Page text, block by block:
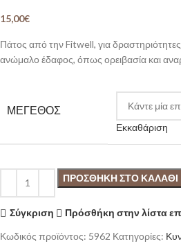
15,00€
Πάτος από την Fitwell, για
ανώμαλο έδαφος, όπως ορειβασία και
ΜΕΓΕΘΟΣ
Εκκαθάριση
ΠΡΟΣΘΉΚΗ ΣΤΟ ΚΑΛΆΘΙ
Σύγκριση
Πρόσθήκη στην λίστα
Κωδικός προϊόντος: 5962 Κατηγορίες: